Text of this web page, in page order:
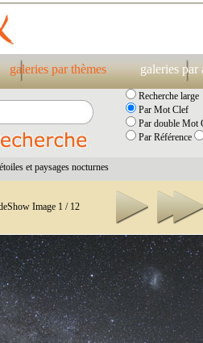
galeries par thèmes galeries par
Recherche large
Par Mot Clef
Par double Mot
Par Référence
et paysages nocturnes
Image 1 / 12